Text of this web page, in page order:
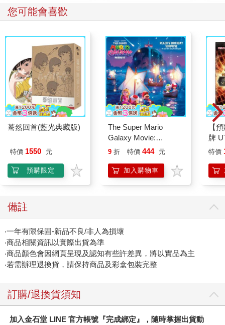
您可能會喜歡
驀然回首(藍光典藏版)
特價 1550 元
預購限定
The Super Mario
Galaxy Movie:
Peach`s Birthday
Mario Galaxy Movie
Storybook
9 折 特價 444 元
加入購物車
【
牌
日
特價
備註
‧一年有限保固-新品不良/非人為損壞
‧商品相關資訊以實際出貨為準
‧商品顏色會因網頁呈現及認知有些許差異，將以實品為主
‧若需辦理退換貨，請保持商品及彩盒包裝完整
訂購/退換貨須知
加入金石堂 LINE 官方帳號『完成綁定』，隨時掌握出貨動